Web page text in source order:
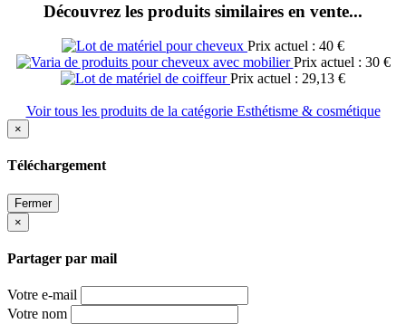
Découvrez les produits similaires en vente...
Prix actuel : 40 €
Prix actuel : 30 €
Prix actuel : 29,13 €
Voir tous les produits de la catégorie Esthétisme & cosmétique
×
Téléchargement
Fermer
×
Partager par mail
Votre e-mail
Votre nom